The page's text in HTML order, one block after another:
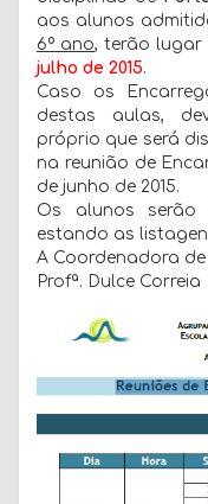
aos alunos
6º ano, terão lugar
julho de 2015.
Caso os
destas aulas,
próprio que será
na reunião de
de junho de 2015.
Os alunos serão
estando as
A Coordenadora
Profª. Dulce Correia